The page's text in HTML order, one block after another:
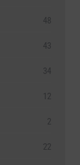
48
43
34
12
2
22